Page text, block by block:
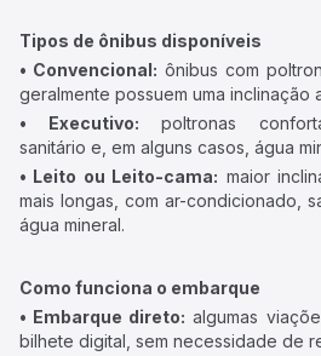
Tipos de ônibus disponíveis
• Convencional: ônibus com
geralmente possuem uma inclinação
• Executivo: poltronas
sanitário e, em alguns casos, água
• Leito ou Leito-cama: maior
mais longas, com ar-condicionado,
água mineral.
Como funciona o embarque
• Embarque direto: algumas
bilhete digital, sem necessidade de